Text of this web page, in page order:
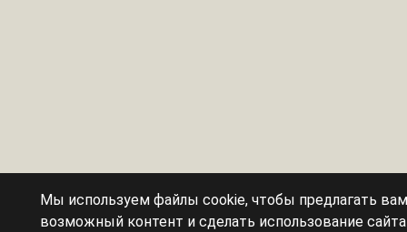
Мы используем файлы cookie, чтобы предлагать
возможный контент и сделать использование